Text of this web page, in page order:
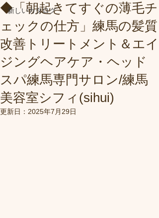
新しいカタログ
◆「朝起きてすぐの薄毛チ
ェックの仕方」練馬の髪質
改善トリートメント＆エイ
ジングヘアケア・ヘッド
スパ練馬専門サロン/練馬
美容室シフィ(sihui)
更新日： 2025年7月29日